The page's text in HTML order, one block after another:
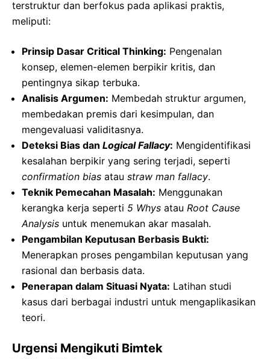
terstruktur dan berfokus pada aplikasi praktis,
meliputi:
Prinsip Dasar Critical Thinking: Pengenalan
konsep, elemen-elemen berpikir kritis, dan
pentingnya sikap terbuka.
Analisis Argumen: Membedah struktur argumen,
membedakan premis dari kesimpulan, dan
mengevaluasi validitasnya.
Deteksi Bias dan Logical Fallacy: Mengidentifikasi
kesalahan berpikir yang sering terjadi, seperti
confirmation bias atau straw man fallacy.
Teknik Pemecahan Masalah: Menggunakan
kerangka kerja seperti 5 Whys atau Root Cause
Analysis untuk menemukan akar masalah.
Pengambilan Keputusan Berbasis Bukti:
Menerapkan proses pengambilan keputusan yang
rasional dan berbasis data.
Penerapan dalam Situasi Nyata: Latihan studi
kasus dari berbagai industri untuk mengaplikasikan
teori.
Urgensi Mengikuti Bimtek